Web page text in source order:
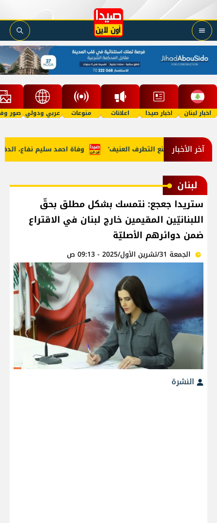
اخبار لبنان اخبار صيدا اعلانات منوعات عربي ودولي صور
آخر الأخبار وفاة احمد سليم نفاع، الدفن عصر يوم الشاملة ومنع التطرف العنيف'
لبنان
ستريدا جعجع: نتمسك بشكل مطلق بحقّ
اللبنانيّين المقيمين خارج لبنان في الاقتراع
ضمن دوائرهم الأصليّة
الجمعة 31/تشرين الأول/2025 - 09:13 ص
النشرة